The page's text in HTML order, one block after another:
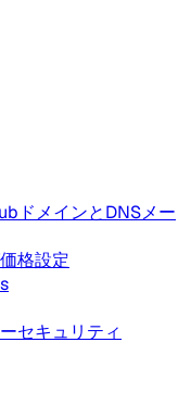
ドメインとDNSメー
価格設定
セキュリティ